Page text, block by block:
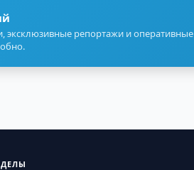
эксклюзивные репортажи и оперативные